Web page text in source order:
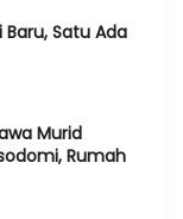
Satu Ada
Murid
Rumah